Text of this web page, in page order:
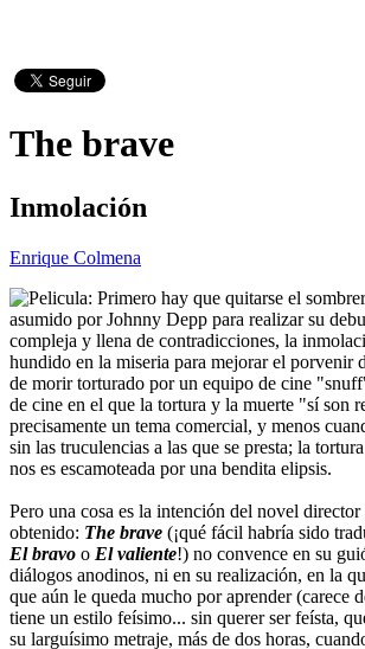
The brave
Inmolación
Enrique Colmena
Primero hay que quitarse el
asumido por Johnny Depp para realizar su
compleja y llena de contradicciones, la
hundido en la miseria para mejorar el porvenir
de morir torturado por un equipo de cine
de cine en el que la tortura y la muerte "sí son
precisamente un tema comercial, y menos
sin las truculencias a las que se presta; la
nos es escamoteada por una bendita elipsis.
Pero una cosa es la intención del novel
obtenido: The brave (¡qué fácil habría sido
El bravo o El valiente!) no convence en su
diálogos anodinos, ni en su realización, en la
que aún le queda mucho por aprender (carece
tiene un estilo feísimo... sin querer ser feísta,
su larguísimo metraje, más de dos horas,